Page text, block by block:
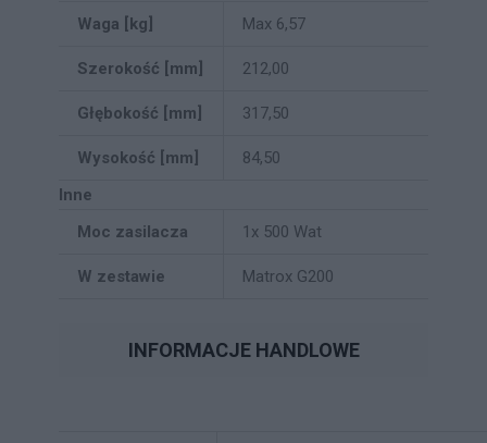
Waga [kg]
Max 6,57
Szerokość [mm] 212,00
Głębokość [mm] 317,50
Wysokość [mm]
84,50
Inne
Moc zasilacza
1x 500 Wat
W zestawie Matrox G200
INFORMACJE HANDLOWE